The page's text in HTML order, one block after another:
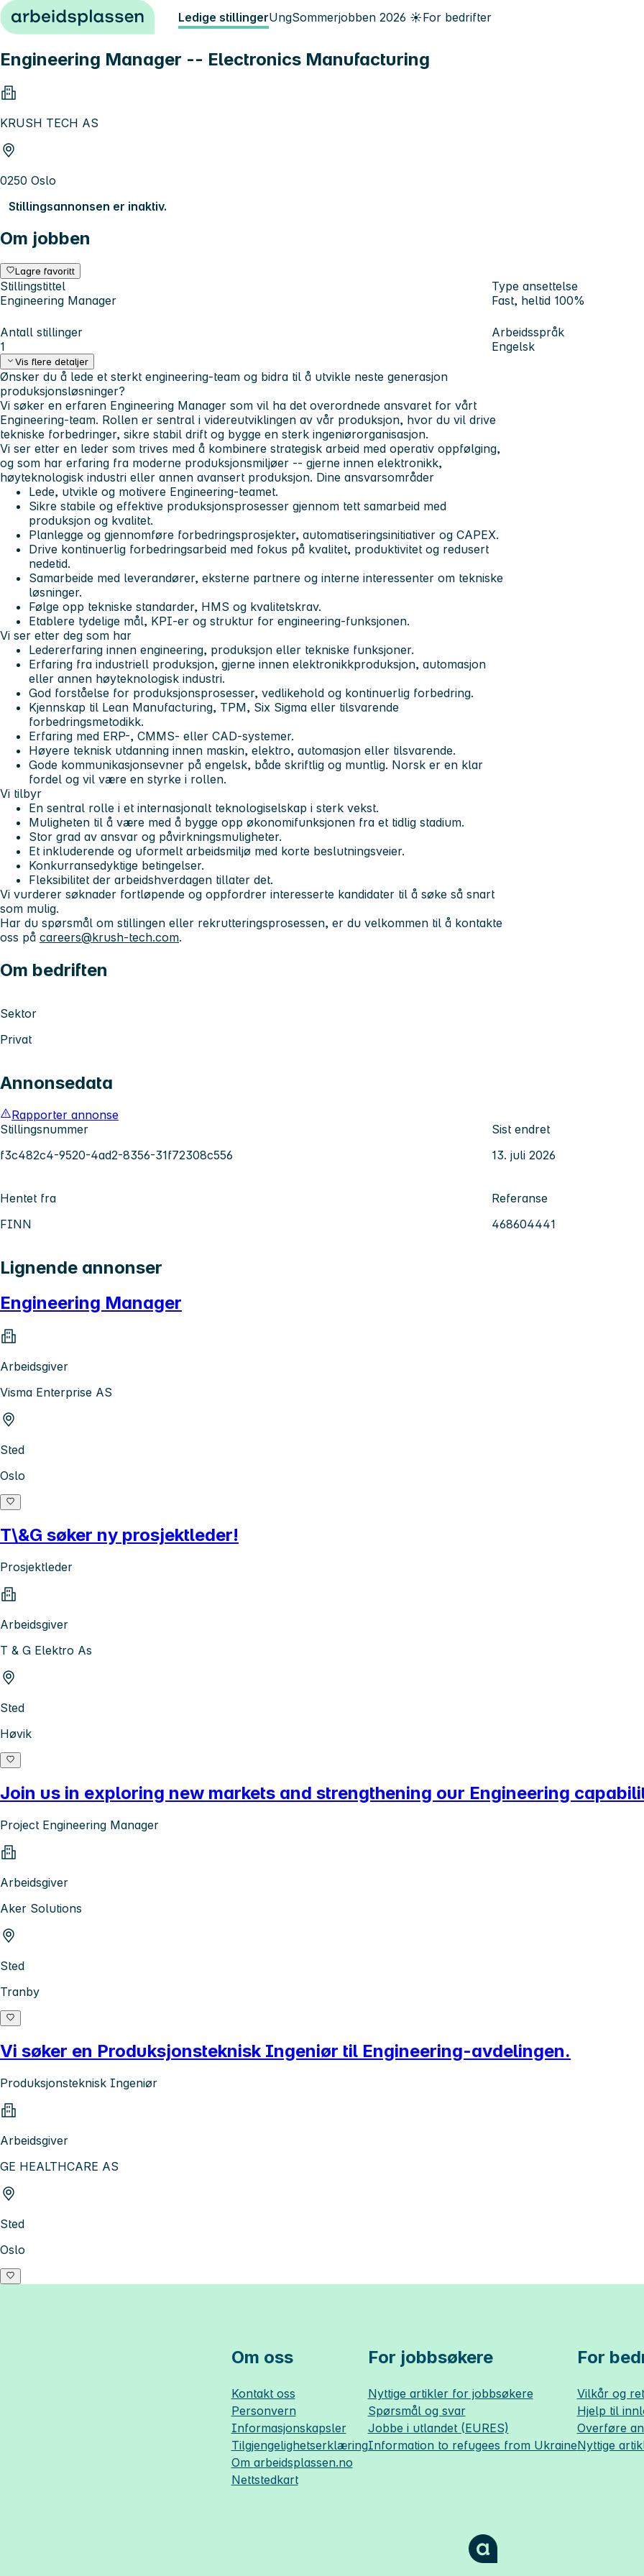
Hopp til innhold Ledige stillingerUngSommerjobben 2026 ☀️For bedrifter
Engineering Manager -- Electronics Manufacturing
KRUSH TECH AS
0250 Oslo
Stillingsannonsen er inaktiv.
Om jobben
Lagre favoritt
Stillingstittel
Engineering Manager
Type ansettelse
Fast, heltid 100%
Antall stillinger
1
Arbeidsspråk
Engelsk
Vis flere detaljer
Ønsker du å lede et sterkt engineering-team og bidra til å utvikle neste generasjon
produksjonsløsninger?
Vi søker en erfaren Engineering Manager som vil ha det overordnede ansvaret for vårt
Engineering-team. Rollen er sentral i videreutviklingen av vår produksjon, hvor du vil drive
tekniske forbedringer, sikre stabil drift og bygge en sterk ingeniørorganisasjon.
Vi ser etter en leder som trives med å kombinere strategisk arbeid med operativ oppfølging,
og som har erfaring fra moderne produksjonsmiljøer -- gjerne innen elektronikk,
høyteknologisk industri eller annen avansert produksjon. Dine ansvarsområder
Lede, utvikle og motivere Engineering-teamet.
Sikre stabile og effektive produksjonsprosesser gjennom tett samarbeid med
produksjon og kvalitet.
Planlegge og gjennomføre forbedringsprosjekter, automatiseringsinitiativer og CAPEX.
Drive kontinuerlig forbedringsarbeid med fokus på kvalitet, produktivitet og redusert
nedetid.
Samarbeide med leverandører, eksterne partnere og interne interessenter om tekniske
løsninger.
Følge opp tekniske standarder, HMS og kvalitetskrav.
Etablere tydelige mål, KPI-er og struktur for engineering-funksjonen.
Vi ser etter deg som har
Ledererfaring innen engineering, produksjon eller tekniske funksjoner.
Erfaring fra industriell produksjon, gjerne innen elektronikkproduksjon, automasjon
eller annen høyteknologisk industri.
God forståelse for produksjonsprosesser, vedlikehold og kontinuerlig forbedring.
Kjennskap til Lean Manufacturing, TPM, Six Sigma eller tilsvarende
forbedringsmetodikk.
Erfaring med ERP-, CMMS- eller CAD-systemer.
Høyere teknisk utdanning innen maskin, elektro, automasjon eller tilsvarende.
Gode kommunikasjonsevner på engelsk, både skriftlig og muntlig. Norsk er en klar
fordel og vil være en styrke i rollen.
Vi tilbyr
En sentral rolle i et internasjonalt teknologiselskap i sterk vekst.
Muligheten til å være med å bygge opp økonomifunksjonen fra et tidlig stadium.
Stor grad av ansvar og påvirkningsmuligheter.
Et inkluderende og uformelt arbeidsmiljø med korte beslutningsveier.
Konkurransedyktige betingelser.
Fleksibilitet der arbeidshverdagen tillater det.
Vi vurderer søknader fortløpende og oppfordrer interesserte kandidater til å søke så snart
som mulig.
Har du spørsmål om stillingen eller rekrutteringsprosessen, er du velkommen til å kontakte
oss på careers@krush-tech.com.
Om bedriften
Sektor
Privat
Annonsedata
Rapporter annonse
Stillingsnummer
f3c482c4-9520-4ad2-8356-31f72308c556
Sist endret
13. juli 2026
Hentet fra
FINN
Referanse
468604441
Lignende annonser
Engineering Manager
Arbeidsgiver
Visma Enterprise AS
Sted
Oslo
T\&G søker ny prosjektleder!
Prosjektleder
Arbeidsgiver
T & G Elektro As
Sted
Høvik
Join us in exploring new markets and strengthening our Engineering
Project Engineering Manager
Arbeidsgiver
Aker Solutions
Sted
Tranby
Vi søker en Produksjonsteknisk Ingeniør til Engineering-avdelingen.
Produksjonsteknisk Ingeniør
Arbeidsgiver
GE HEALTHCARE AS
Sted
Oslo
Om oss
Kontakt oss
Personvern
Informasjonskapsler
Tilgjengelighetserklæring
Om arbeidsplassen.no
Nettstedkart
For jobbsøkere
Nyttige artikler for jobbsøkere
Spørsmål og svar
Jobbe i utlandet (EURES)
Information to refugees from Ukraine
For
Vilkår og
Hjelp til
Overføre
Nyttige